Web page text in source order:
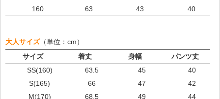
160
63 43 40
大人サイズ（単位：cm）
サイズ
着丈 身幅
パンツ丈
SS(160)
63.5 45
40
S(165)
66 47
42
M(170)
68.5 49
44